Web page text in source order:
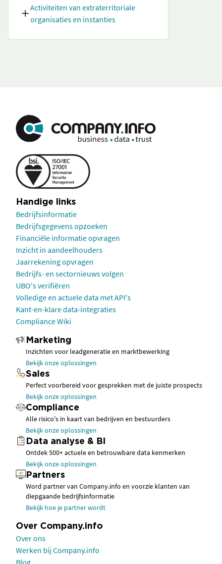
Activiteiten van extraterritoriale
organisaties en instanties
Handige links
Bedrijfsinformatie
Bedrijfsgegevens opzoeken
Financiële informatie opvragen
Inzicht in aandeelhouders
Jaarrekening opvragen
Bedrijfs- en sectornieuws volgen
UBO's verifiëren
Volledige en actuele data met API's
Kant-en-klare data-integraties
Compliance Wiki
Marketing
Inzichten voor leadgeneratie en marktbewerking
Bekijk onze oplossingen
Sales
Perfect voorbereid voor gesprekken met de juiste prospects
Bekijk onze oplossingen
Compliance
Alle risico's in kaart van bedrijven en bestuurders
Bekijk onze oplossingen
Data analyse & BI
Ontdek 500+ actuele en betrouwbare data kenmerken
Bekijk onze oplossingen
Partners
Word partner van Company.info en voorzie klanten van
diepgaande bedrijfsinformatie
Bekijk hoe je partner wordt
Over Company.info
Over ons
Werken bij Company.info